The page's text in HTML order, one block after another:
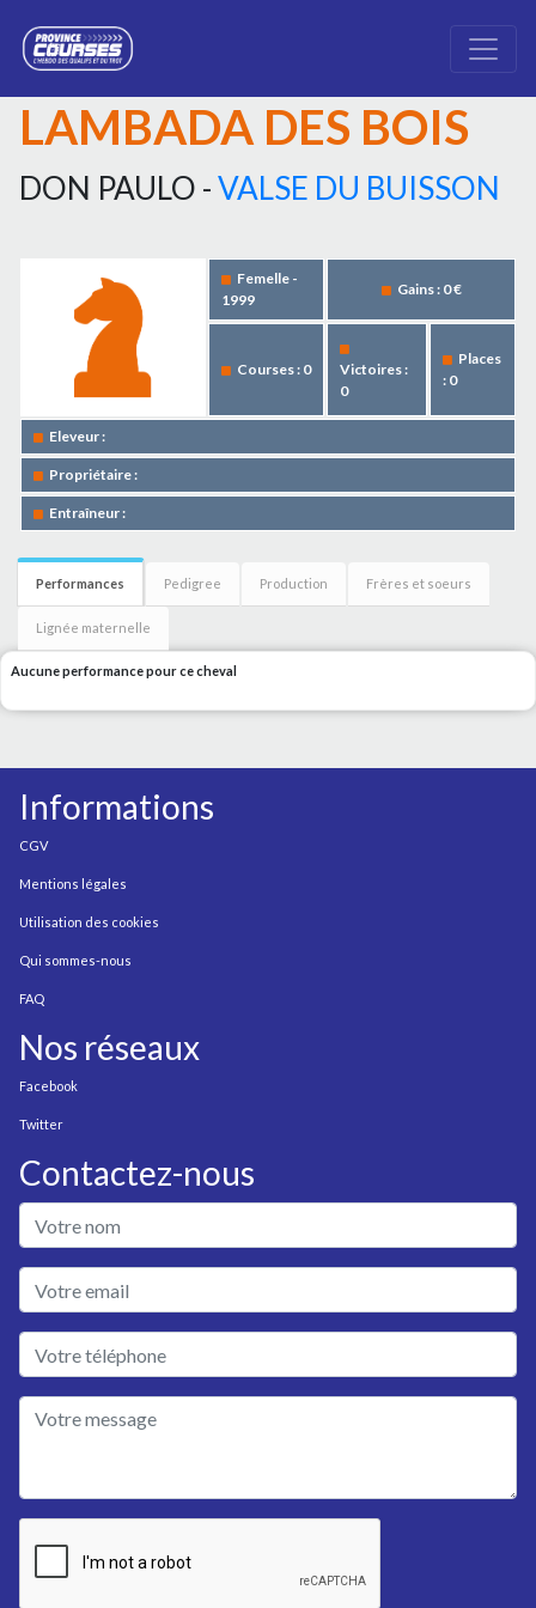
LAMBADA DES BOIS
DON PAULO -VALSE DU BUISSON
Femelle -
1999
Gains : 0 €
Courses : 0
Victoires :
0
Places
: 0
Eleveur :
Propriétaire :
Entraîneur :
Performances Pedigree Production Frères et soeurs
Lignée maternelle
Aucune performance pour ce cheval
Informations
CGV
Mentions légales
Utilisation des cookies
Qui sommes-nous
FAQ
Nos réseaux
Facebook
Twitter
Contactez-nous